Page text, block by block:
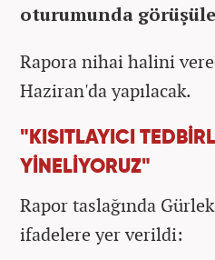
oturumunda
Rapora nihai halini
Haziran'da yapılacak.
"KISITLAYICI
YİNELİYORUZ"
Rapor taslağında
ifadelere yer verildi: